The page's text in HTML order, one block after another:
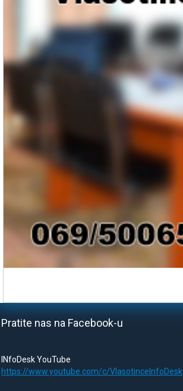
Pratite nas na Facebook-u
INfoDesk YouTube
https://www.youtube.com/c/VlasotinceInfoDesk